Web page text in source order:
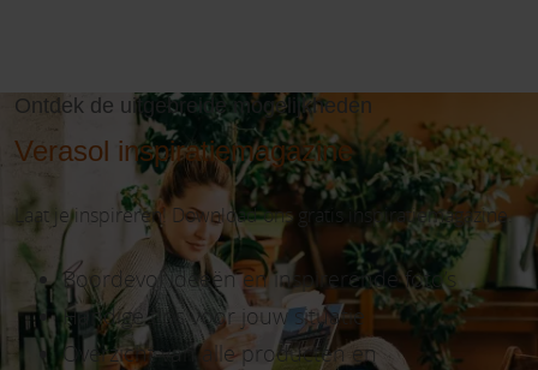
Ontdek de uitgebreide mogelijkheden
Verasol inspiratiemagazine
Laat je inspireren! Download ons gratis inspiratiemagazine.
Boordevol ideeën en inspirerende foto’s
Handige tips voor jouw situatie
Overzicht van alle producten en